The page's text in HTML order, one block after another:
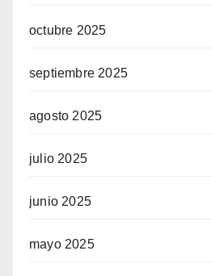
octubre 2025
septiembre 2025
agosto 2025
julio 2025
junio 2025
mayo 2025